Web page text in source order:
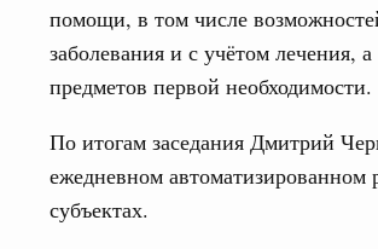
помощи, в том числе
заболевания и с учётом лечения,
предметов первой необходимости.
По итогам заседания Дмитрий
ежедневном
субъектах.
построили и обновили
кредитам
Синхронизация
поддержки сельских